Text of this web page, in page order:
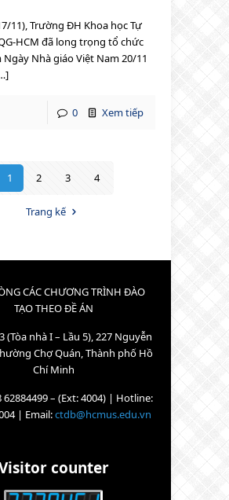
11), Trường ĐH Khoa học Tự
HCM đã long trọng tổ chức
Ngày Nhà giáo Việt Nam 20/11
0 Xem tiếp
1 2 3 4
Trang kế
CÁC CHƯƠNG TRÌNH ĐÀO
TẠO THEO ĐỀ ÁN
(Tòa nhà I – Lầu 5), 227 Nguyễn
Chợ Quán, Thành phố Hồ
Chí Minh
62884499 – (Ext: 4004) | Hotline:
| Email:ctdb@hcmus.edu.vn
counter